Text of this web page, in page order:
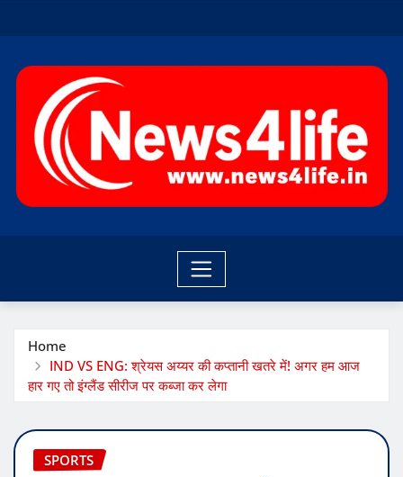
to
Home
IND VS ENG: श्रेयस अय्यर की कप्तानी खतरे में! अगर हम आज
हार गए तो इंग्लैंड सीरीज पर कब्जा कर लेगा
SPORTS